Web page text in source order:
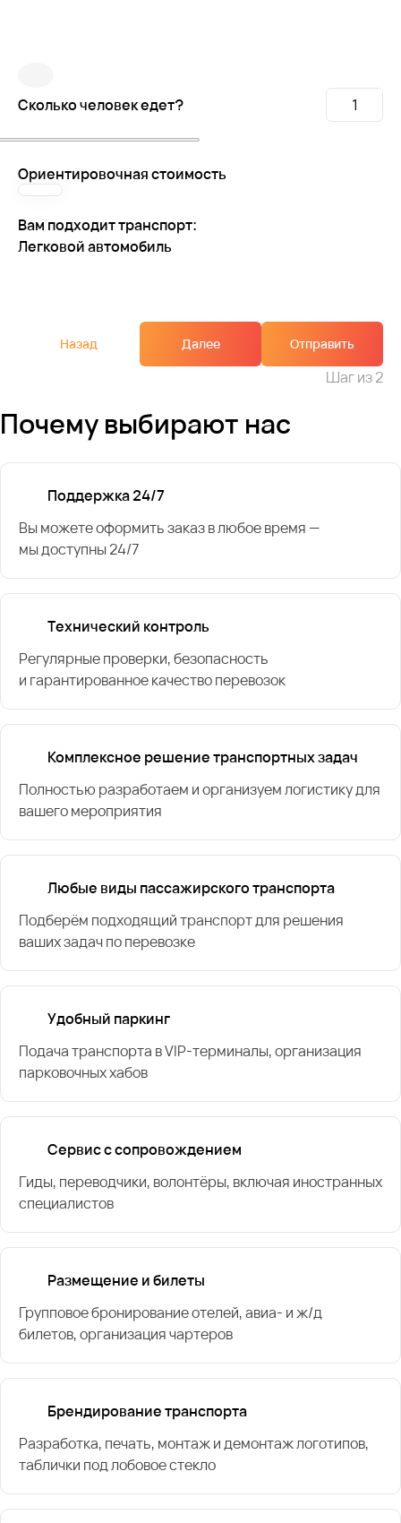
Сколько человек едет?
Ориентировочная стоимость
Вам подходит транспорт:
Легковой автомобиль
Назад Далее Отправить
Шагиз 2
Почему выбирают нас
Поддержка 24/7
Вы можете оформить заказ в любое время —
мы доступны 24/7
Технический контроль
Регулярные проверки, безопасность
и гарантированное качество перевозок
Комплексное решение транспортных задач
Полностью разработаем и организуем логистику для
вашего мероприятия
Любые виды пассажирского транспорта
Подберём подходящий транспорт для решения
ваших задач по перевозке
Удобный паркинг
Подача транспорта в VIP-терминалы, организация
парковочных хабов
Сервис с сопровождением
Гиды, переводчики, волонтёры, включая иностранных
специалистов
Размещение и билеты
Групповое бронирование отелей, авиа- и ж/д
билетов, организация чартеров
Брендирование транспорта
Разработка, печать, монтаж и демонтаж логотипов,
таблички под лобовое стекло